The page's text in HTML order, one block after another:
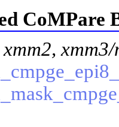
CoMPare
xmm3/